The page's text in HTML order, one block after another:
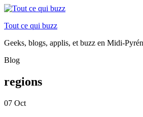
Tout ce qui buzz
Geeks, blogs, applis, et buzz en Midi-
Blog
regions
07 Oct